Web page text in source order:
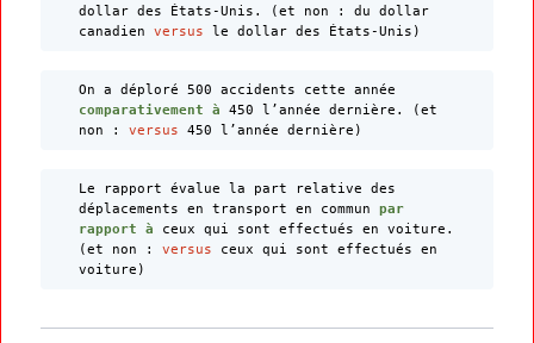
dollar des États-Unis. (et non : du dollar
canadien versus le dollar des États-Unis)
On a déploré 500 accidents cette année
comparativement à 450 l’année dernière. (et
non : versus 450 l’année dernière)
Le rapport évalue la part relative des
déplacements en transport en commun par
rapport à ceux qui sont effectués en voiture.
(et non : versus ceux qui sont effectués en
voiture)